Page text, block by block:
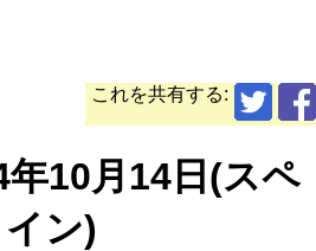
これを共有する:
年10月14日(スペ
イン)